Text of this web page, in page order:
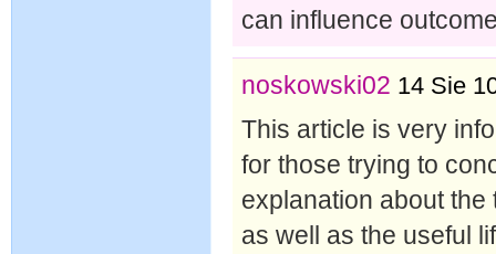
can influence
noskowski02 14 Sie
This article is very
for those trying to
explanation about
as well as the useful